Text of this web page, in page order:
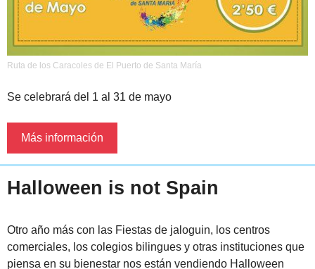
Ruta de los Caracoles de El Puerto de Santa María
Se celebrará del 1 al 31 de mayo
Más información
Halloween is not Spain
Otro año más con las Fiestas de jaloguin, los centros
comerciales, los colegios bilingues y otras instituciones que
piensa en su bienestar nos están vendiendo Halloween